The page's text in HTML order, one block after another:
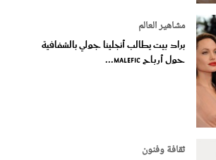
مشاهير العالم
براد بيت يطالب أنجلينا جولي بالشفافية
حول أرباح Malefic...
ثقافة وفنون